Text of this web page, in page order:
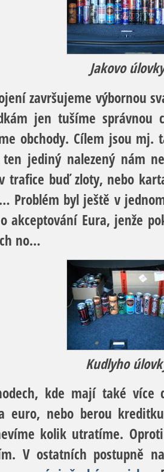
Jakovo úlovky
završujeme výbornou
jen tušíme správnou
obchody. Cílem jsou mj.
jediný nalezený nám
trafice buď zloty, nebo
Problém byl ještě v
akceptování Eura, jenže
no…
Kudlyho
kde mají také
euro, nebo berou
kolik utratíme.
V ostatních postupně